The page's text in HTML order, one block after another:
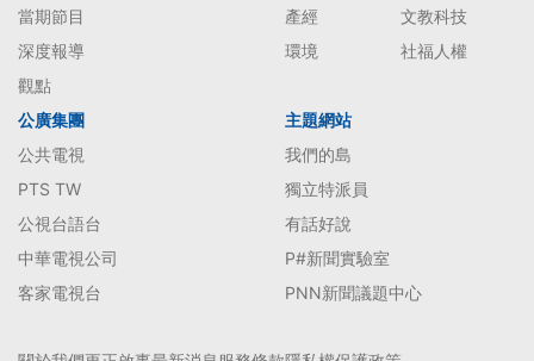
當期節目
深度報導
觀點
產經
文教科技
環境
社福人權
公廣集團
公共電視
PTS TW
公視台語台
中華電視公司
客家電視台
主題網站
我們的島
獨立特派員
有話好說
P#新聞實驗室
PNN新聞議題中心